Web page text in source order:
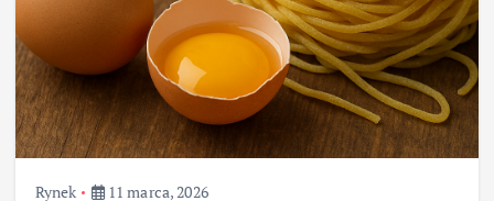
Rynek 11 marca, 2026